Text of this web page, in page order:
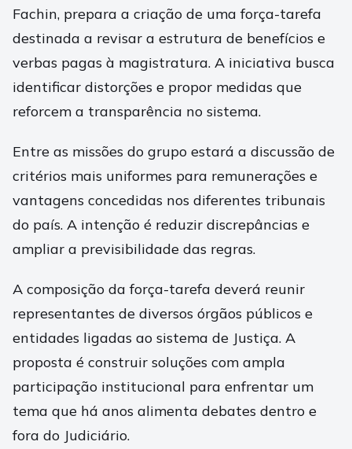
Fachin, prepara a criação de uma força-tarefa
destinada a revisar a estrutura de benefícios e
verbas pagas à magistratura. A iniciativa busca
identificar distorções e propor medidas que
reforcem a transparência no sistema.
Entre as missões do grupo estará a discussão de
critérios mais uniformes para remunerações e
vantagens concedidas nos diferentes tribunais
do país. A intenção é reduzir discrepâncias e
ampliar a previsibilidade das regras.
A composição da força-tarefa deverá reunir
representantes de diversos órgãos públicos e
entidades ligadas ao sistema de Justiça. A
proposta é construir soluções com ampla
participação institucional para enfrentar um
tema que há anos alimenta debates dentro e
fora do Judiciário.